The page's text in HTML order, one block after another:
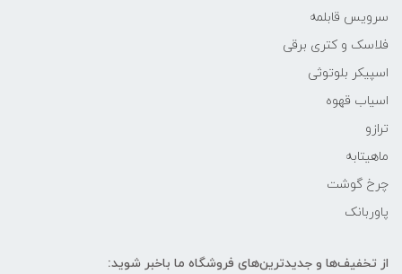
سرویس قابلمه
فلاسک و کتری برقی
اسپیکر بلوتوثی
اسیاب قهوه
ترازو
ماهیتابه
چرخ گوشت
پاوربانک
از تخفیف‌ها و جدیدترین‌های فروشگاه ما باخبر شوید: